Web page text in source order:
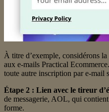
À titre d’exemple, considérons
aux e-mails Practical
toute autre inscription par e-mail
Étape 2 : Lien avec le tireur
de messagerie, AOL, qui
forme.